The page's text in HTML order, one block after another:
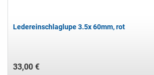
Ledereinschlaglupe 3.5x 60mm, rot
33,00 €